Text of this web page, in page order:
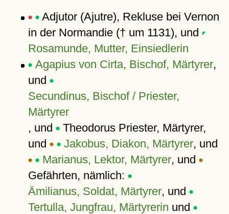
Adjutor (Ajutre), Rekluse bei Vernon
in der Normandie († um 1131), und
Rosamunde, Mutter, Einsiedlerin
Agapius von Cirta, Bischof, Märtyrer,
und
Secundinus, Bischof / Priester,
Märtyrer
, und Theodorus Priester, Märtyrer,
und
Jakobus, Diakon, Märtyrer, und
Marianus, Lektor, Märtyrer, und
Gefährten, nämlich:
Ämilianus, Soldat, Märtyrer, und
Tertulla, Jungfrau, Märtyrerin und